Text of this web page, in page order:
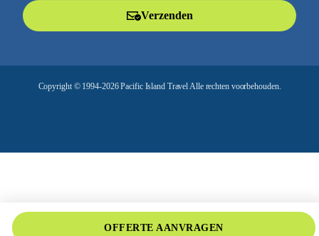
a
Verzenden
Copyright © 1994-2026 Pacific Island Travel Alle rechten voorbehouden.
OFFERTE AANVRAGEN